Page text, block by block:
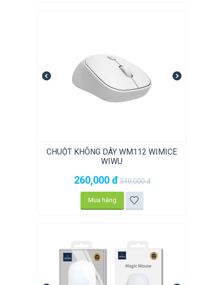
CHUỘT KHÔNG DÂY WM112 WIMICE
WIWU
260,000 đ340,000đ
Mua hàng